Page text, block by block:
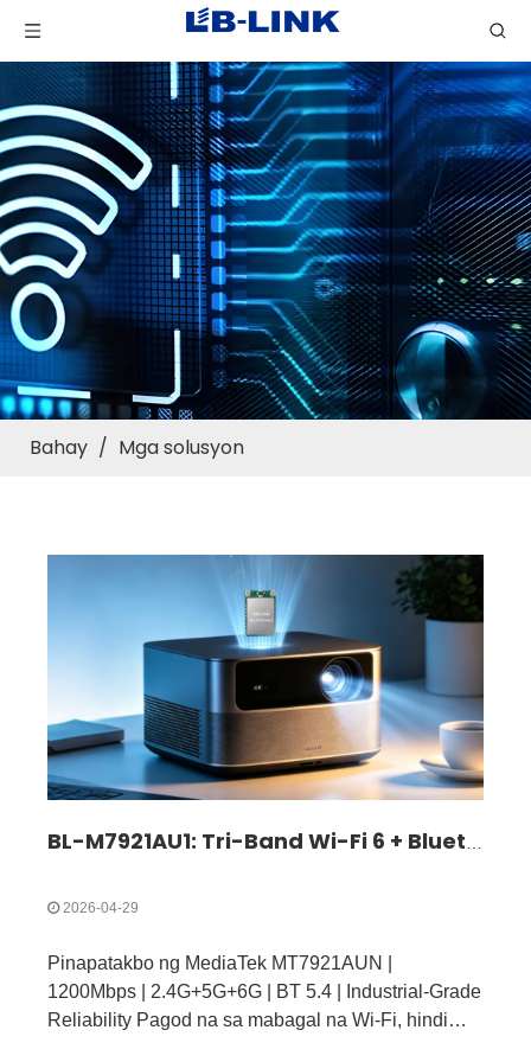
Bahay / Mga solusyon
BL-M7921AU1: Tri-Band Wi-Fi 6 + Bluetooth 5.4 USB 3.0 Module | High-Speed ​​Wireless Solution para sa IoT at Industrial Device
2026-04-29
Pinapatakbo ng MediaTek MT7921AUN |
1200Mbps | 2.4G+5G+6G | BT 5.4 | Industrial-Grade
Reliability Pagod na sa mabagal na Wi-Fi, hindi